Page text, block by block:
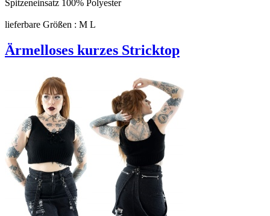
Spitzeneinsatz 100% Polyester
lieferbare Größen : M L
Ärmelloses kurzes Stricktop